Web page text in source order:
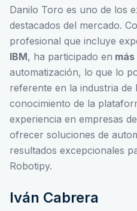
Danilo Toro es uno de los
destacados del mercado.
profesional que incluye
IBM, ha participado en
automatización, lo que lo
referente en la industria de
conocimiento de la
experiencia en empresas
ofrecer soluciones de
resultados excepcionales
Robotipy.
Iván Cabrera